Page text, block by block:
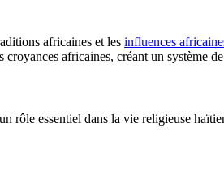
africaines et les influences
africaines, créant un système
rôle essentiel dans la vie religieuse